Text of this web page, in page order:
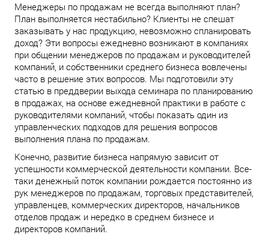
Менеджеры по продажам не всегда выполняют план?
План выполняется нестабильно? Клиенты не спешат
заказывать у нас продукцию, невозможно спланировать
доход? Эти вопросы ежедневно возникают в компаниях
при общении менеджеров по продажам и руководителей
компаний, и собственники среднего бизнеса вовлечены
часто в решение этих вопросов. Мы подготовили эту
статью в преддверии выхода семинара по планированию
в продажах, на основе ежедневной практики в работе с
руководителями компаний, чтобы показать один из
управленческих подходов для решения вопросов
выполнения плана по продажам.
Конечно, развитие бизнеса напрямую зависит от
успешности коммерческой деятельности компании. Все-
таки денежный поток компании рождается постоянно из
рук менеджеров по продажам, торговых представителей,
управленцев, коммерческих директоров, начальников
отделов продаж и нередко в среднем бизнесе и
директоров компаний.